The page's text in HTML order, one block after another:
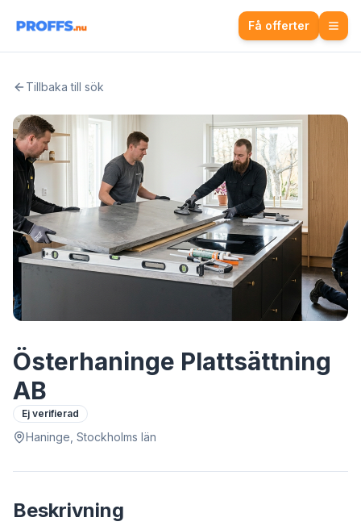
Få offerter
Tillbaka till sök
Österhaninge Plattsättning
AB
Ej verifierad
Haninge, Stockholms län
Beskrivning